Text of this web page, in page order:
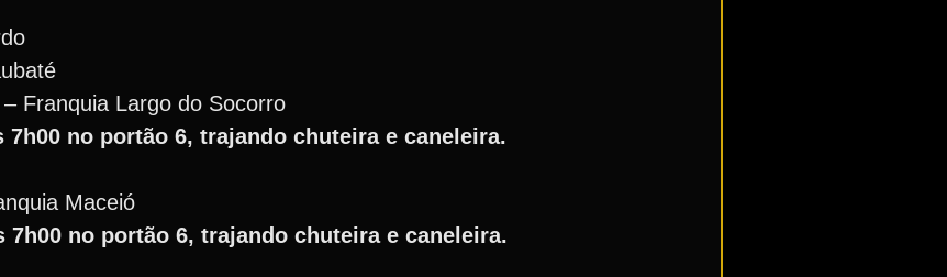
Franquia Largo do Socorro
7h00 no portão 6, trajando chuteira e caneleira.
Maceió
7h00 no portão 6, trajando chuteira e caneleira.